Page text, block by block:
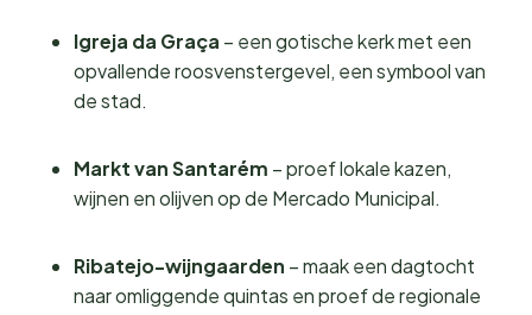
Igreja da Graça – een gotische kerk met een
opvallende roosvenstergevel, een symbool van
de stad.
Markt van Santarém – proef lokale kazen,
wijnen en olijven op de Mercado Municipal.
Ribatejo-wijngaarden – maak een dagtocht
naar omliggende quintas en proef de regionale